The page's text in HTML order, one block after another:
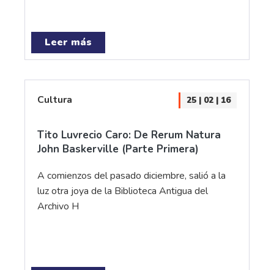
Leer más
Cultura 25 | 02 | 16
Tito Luvrecio Caro: De Rerum Natura
John Baskerville (Parte Primera)
A comienzos del pasado diciembre, salió a la
luz otra joya de la Biblioteca Antigua del
Archivo H